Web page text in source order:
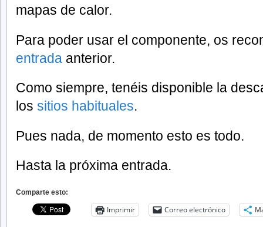
mapas de calor.
Para poder usar el componente, os
entrada anterior.
Como siempre, tenéis disponible la
los sitios habituales.
Pues nada, de momento esto es todo.
Hasta la próxima entrada.
Comparte esto:
Imprimir Correo electrónico